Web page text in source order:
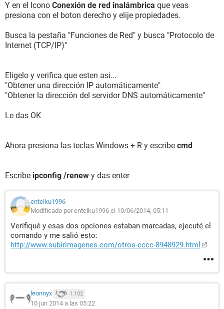
Y en el Icono Conexión de red inalámbrica que veas
presiona con el boton derecho y elije propiedades.
Busca la pestaña "Funciones de Red" y busca "Protocolo de
Internet (TCP/IP)"
Eligelo y verifica que esten asi...
"Obtener una dirección IP automáticamente"
"Obtener la dirección del servidor DNS automáticamente"
Le das OK
Ahora presiona las teclas Windows + R y escribe cmd
Escribe ipconfig /renew y das enter
enteiku1996
Modificado por enteiku1996 el 10/06/2014, 05:11
Verifiqué y esas dos opciones estaban marcadas, ejecuté el
comando y me salió esto:
http://www.subirimagenes.com/otros-cccc-8948929.html
leonnyx 1.102
10 jun 2014 a las 05:22